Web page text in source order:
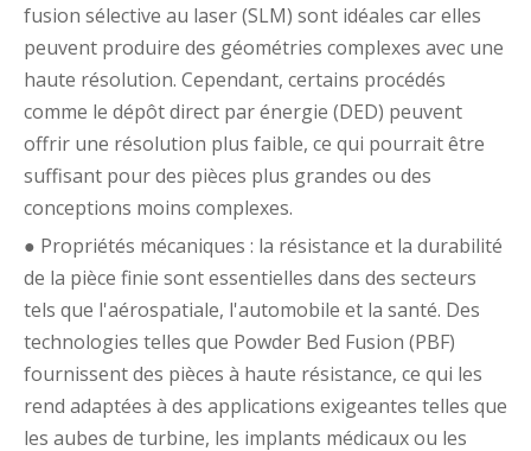
fusion sélective au laser (SLM) sont idéales car elles
peuvent produire des géométries complexes avec une
haute résolution. Cependant, certains procédés
comme le dépôt direct par énergie (DED) peuvent
offrir une résolution plus faible, ce qui pourrait être
suffisant pour des pièces plus grandes ou des
conceptions moins complexes.
● Propriétés mécaniques : la résistance et la durabilité
de la pièce finie sont essentielles dans des secteurs
tels que l'aérospatiale, l'automobile et la santé. Des
technologies telles que Powder Bed Fusion (PBF)
fournissent des pièces à haute résistance, ce qui les
rend adaptées à des applications exigeantes telles que
les aubes de turbine, les implants médicaux ou les